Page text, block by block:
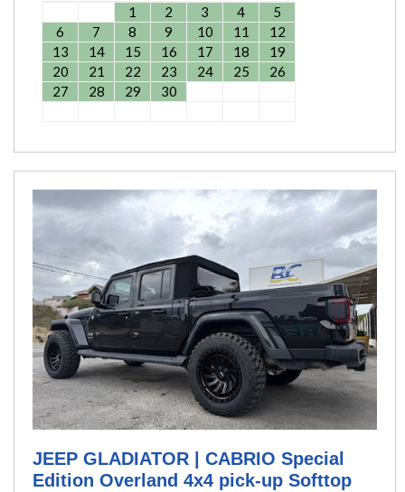
1
2 3 4
5
6
7 8 9 10 11
12
13
14 15 16 17 18
19
20
21 22 23 24 25
26
27
28 29 30
JEEP GLADIATOR | CABRIO Special
Edition Overland 4x4 pick-up Softtop